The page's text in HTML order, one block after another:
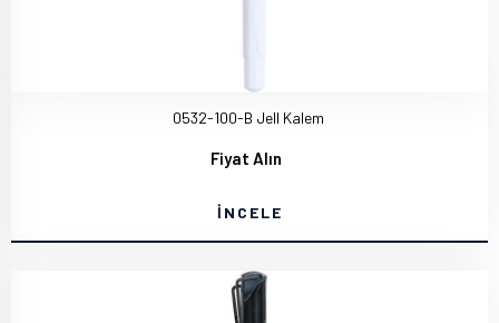
0532-100-B Jell Kalem
Fiyat Alın
İNCELE